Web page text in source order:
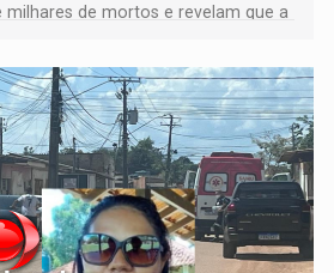
milhares de mortos e revelam que a